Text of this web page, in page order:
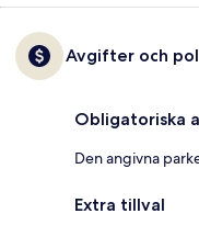
Avgifter och
Obligatoriska
Den angivna
Extra tillval